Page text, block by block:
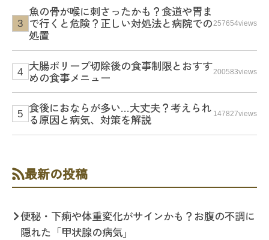
魚の骨が喉に刺さったかも？食道や胃ま
で行くと危険？正しい対処法と病院での
処置
257654views
大腸ポリープ切除後の食事制限とおすす
めの食事メニュー
200583views
食後におならが多い…大丈夫？考えられ
る原因と病気、対策を解説
147827views
最新の投稿
便秘・下痢や体重変化がサインかも？お腹の不調に
隠れた「甲状腺の病気」